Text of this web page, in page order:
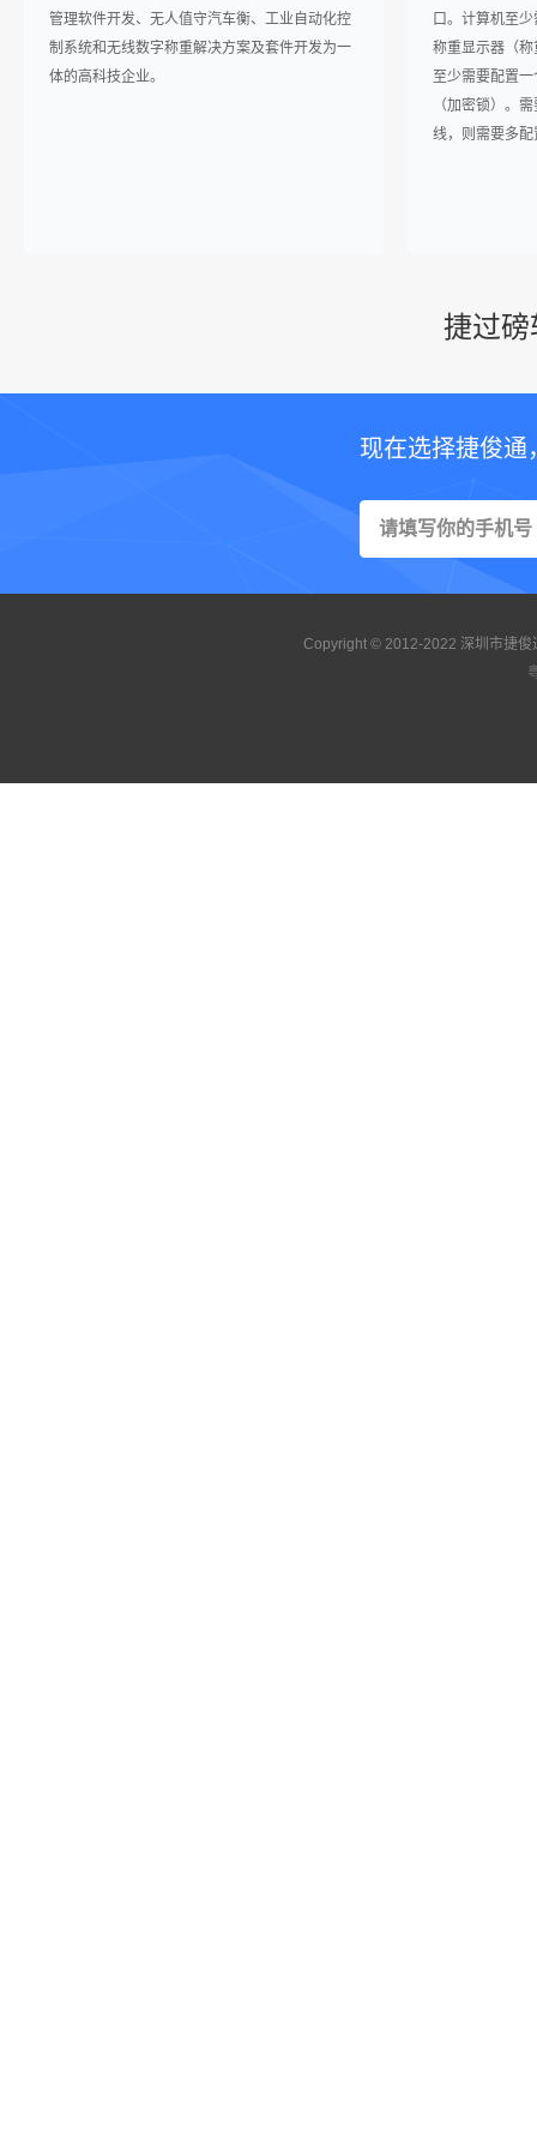
管理软件开发、无人值守汽车衡、工业自动化控
制系统和无线数字称重解决方案及套件开发为一
体的高科技企业。
口。计算机至
称重显示器（称
至少需要配置
（加密锁）。
线，则需要多
捷过
现在选择捷俊通
Copyright © 2012-2022 深圳市捷俊